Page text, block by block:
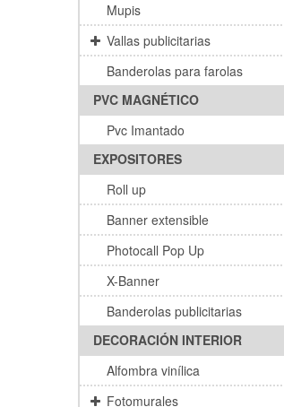
Mupis
Vallas publicitarias
Banderolas para farolas
PVC MAGNÉTICO
Pvc Imantado
EXPOSITORES
Roll up
Banner extensible
Photocall Pop Up
X-Banner
Banderolas publicitarias
DECORACIÓN INTERIOR
Alfombra vinílica
Fotomurales